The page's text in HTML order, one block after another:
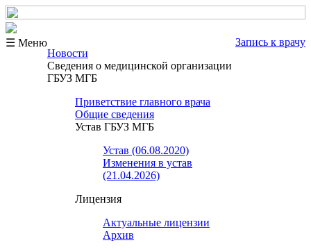
☰ Меню
Запись к врачу
Новости
Сведения о медицинской организации
ГБУЗ МГБ
Приветствие главного врача
Общие сведения
Устав ГБУЗ МГБ
Устав (06.08.2020)
Изменения в устав
(21.04.2026)
Лицензия
Актуальные лицензии
Архив